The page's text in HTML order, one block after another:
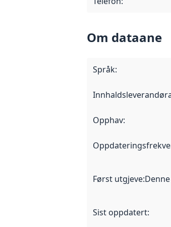
Om dataane
Språk:
Opphav:
Først utgjeve:
Sist oppdatert: